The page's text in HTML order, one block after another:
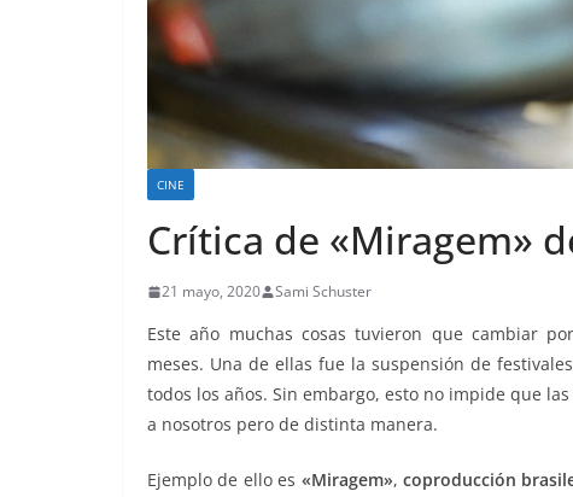
CINE
Crítica de «Miragem»
21 mayo, 2020 Sami Schuster
Este año muchas cosas tuvieron que cambiar
meses. Una de ellas fue la suspensión de
todos los años. Sin embargo, esto no impide que
a nosotros pero de distinta manera.
Ejemplo de ello es «Miragem», coproducción